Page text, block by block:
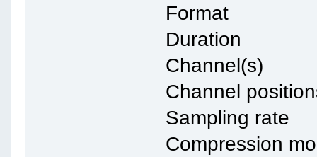
Format :
Duration :
Channel
Sampling